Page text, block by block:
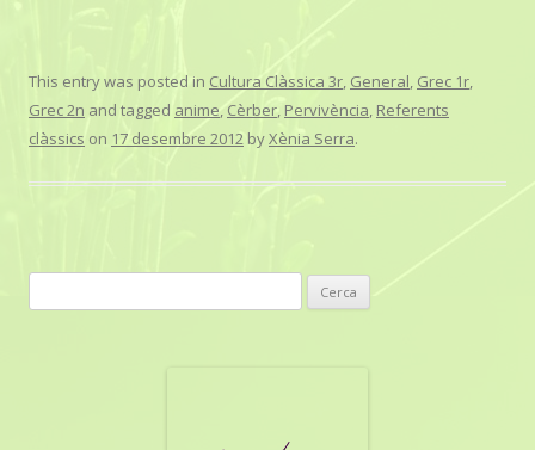
This entry was posted in Cultura Clàssica 3r, General, Grec 1r,
Grec 2n and tagged anime,Cèrber,Pervivència, Referents
clàssics on 17 desembre 2012 byXènia Serra.
e